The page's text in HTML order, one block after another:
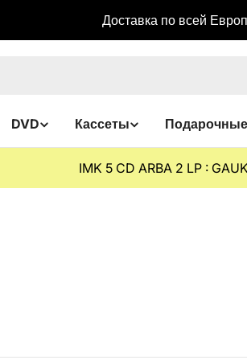
Доставка по всей
DVD Кассеты
IMK 5 CD ARBA 2 LP :